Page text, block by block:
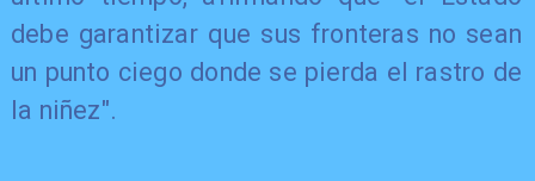
debe garantizar que sus fronteras no sean
un punto ciego donde se pierda el rastro de
la niñez".